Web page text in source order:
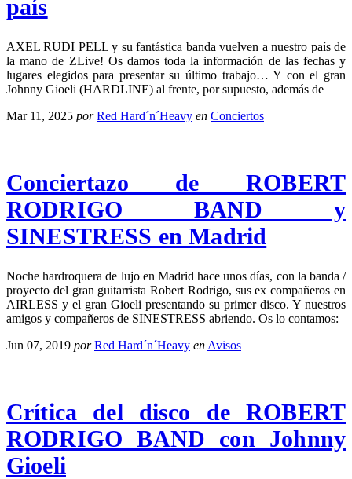
país
AXEL RUDI PELL y su fantástica banda vuelven a nuestro país de
la mano de ZLive! Os damos toda la información de las fechas y
lugares elegidos para presentar su último trabajo… Y con el gran
Johnny Gioeli (HARDLINE) al frente, por supuesto, además de
Mar 11, 2025 por Red Hard´n´Heavy en Conciertos
Conciertazo de ROBERT
RODRIGO BAND y
SINESTRESS en Madrid
Noche hardroquera de lujo en Madrid hace unos días, con la banda /
proyecto del gran guitarrista Robert Rodrigo, sus ex compañeros en
AIRLESS y el gran Gioeli presentando su primer disco. Y nuestros
amigos y compañeros de SINESTRESS abriendo. Os lo contamos:
Jun 07, 2019 por Red Hard´n´Heavy en Avisos
Crítica del disco de ROBERT
RODRIGO BAND con Johnny
Gioeli